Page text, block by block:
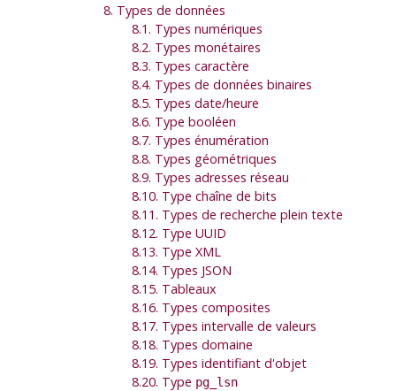
8. Types de données
8.1. Types numériques
8.2. Types monétaires
8.3. Types caractère
8.4. Types de données binaires
8.5. Types date/heure
8.6. Type booléen
8.7. Types énumération
8.8. Types géométriques
8.9. Types adresses réseau
8.10. Type chaîne de bits
8.11. Types de recherche plein texte
8.12. Type UUID
8.13. Type XML
8.14. Types JSON
8.15. Tableaux
8.16. Types composites
8.17. Types intervalle de valeurs
8.18. Types domaine
8.19. Types identifiant d'objet
8.20. Type pg_lsn